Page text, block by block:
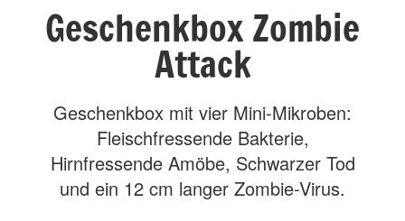
Geschenkbox Zombie
Attack
Geschenkbox mit vier Mini-Mikroben:
Fleischfressende Bakterie,
Hirnfressende Amöbe, Schwarzer Tod
und ein 12 cm langer Zombie-Virus.